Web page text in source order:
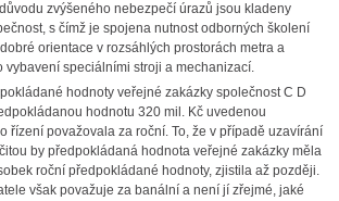
zvýšeného nebezpečí úrazů jsou kladeny
s čímž je spojena nutnost odborných školení
orientace v rozsáhlých prostorách metra a
vybavení speciálními stroji a mechanizací.
hodnoty veřejné zakázky společnost C D
hodnotu 320 mil. Kč uvedenou
řízení považovala za roční. To, že v případě uzavírání
by předpokládaná hodnota veřejné zakázky měla
roční předpokládané hodnoty, zjistila až později.
však považuje za banální a není jí zřejmé, jaké